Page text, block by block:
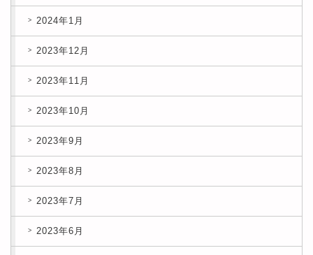
2024年1月
2023年12月
2023年11月
2023年10月
2023年9月
2023年8月
2023年7月
2023年6月